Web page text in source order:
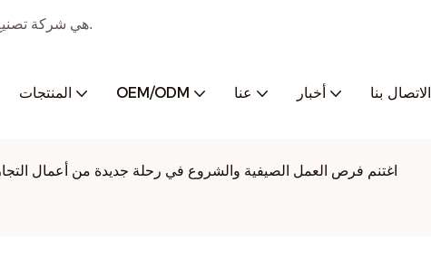
JMK SMART هي شركة تصنيع أدوات منزلية صغيرة رقمية مع تصنيع إدارة شامل.
المنتجات OEM/ODM عنا أخبار الاتصال بنا
اغتنم فرص العمل الصيفية والشروع في رحلة جديدة من أعمال